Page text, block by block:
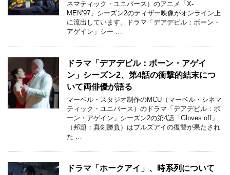
ネマティック・ユニバース）のアニメ「X-
MEN’97」シーズン2のティザー映像がオンライン上
に流出しています。ドラマ「デアデビル：ボーン・
アゲイン」シー …
ドラマ「デアデビル：ボーン・アゲイ
ン」シーズン2、第4話の衝撃的結末につ
いて両俳優が語る
マーベル・スタジオ制作のMCU（マーベル・シネマ
ティック・ユニバース）のドラマ「デアデビル：ボ
ーン・アゲイン」シーズン2の第4話「Gloves off」
（邦題：真剣勝負）はブルズアイの復讐が果たされ
た …
ドラマ「ホークアイ」、時系列について